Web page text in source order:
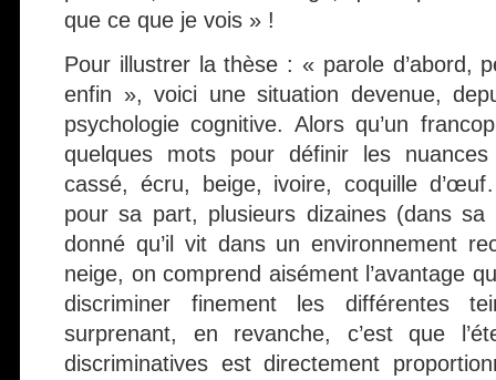
que ce que je vois » !
Pour illustrer la thèse : « parole d’abord,
enfin », voici une situation devenue,
psychologie cognitive. Alors qu’un
quelques mots pour définir les
cassé, écru, beige, ivoire, coquille
pour sa part, plusieurs dizaines (dans sa
donné qu’il vit dans un environnement
neige, on comprend aisément l’avantage
discriminer finement les différentes
surprenant, en revanche, c’est que
discriminatives est directement